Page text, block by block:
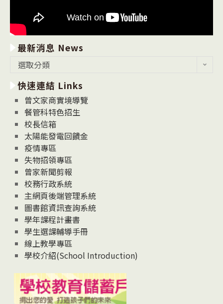
最新消息 News
消
息
News
選取分類
快速連結 Links
曾文家商實境導覽
餐管科特色招生
校長信箱
太陽能發電回饋金
疫情專區
失物招領專區
曾家新聞剪報
校務行政系統
主網頁後端管理系統
圖書館資訊查詢系統
學年課程計畫書
學生選課輔導手冊
線上教學專區
學校介紹(School Introduction)